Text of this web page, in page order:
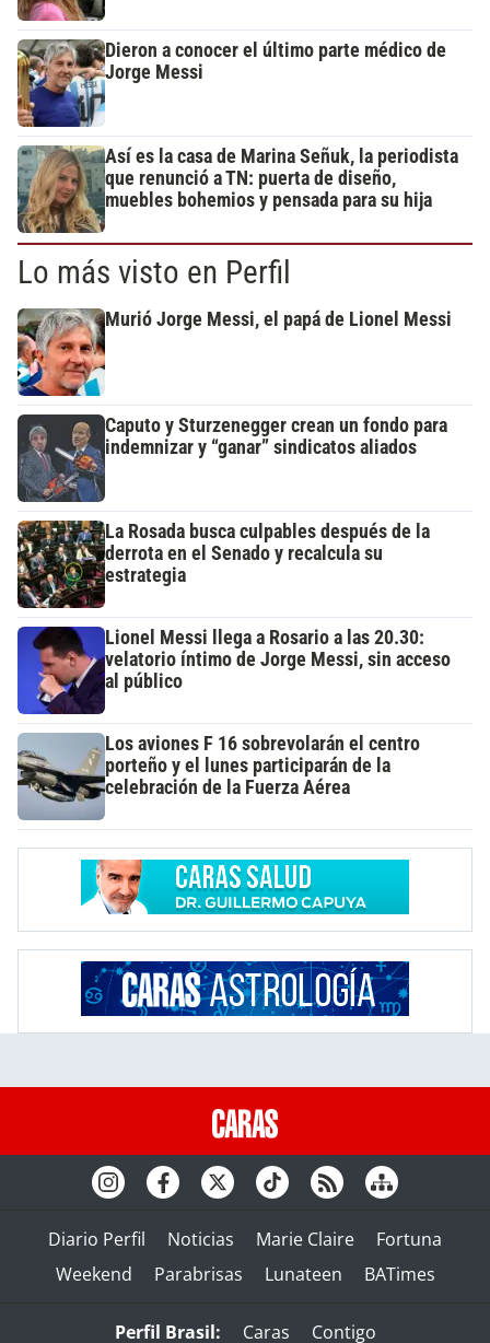
Dieron a conocer el último parte médico de
Jorge Messi
Así es la casa de Marina Señuk, la periodista
que renunció a TN: puerta de diseño,
muebles bohemios y pensada para su hija
Lo más visto en Perfil
Murió Jorge Messi, el papá de Lionel Messi
Caputo y Sturzenegger crean un fondo para
indemnizar y “ganar” sindicatos aliados
La Rosada busca culpables después de la
derrota en el Senado y recalcula su
estrategia
Lionel Messi llega a Rosario a las 20.30:
velatorio íntimo de Jorge Messi, sin acceso
al público
Los aviones F 16 sobrevolarán el centro
porteño y el lunes participarán de la
celebración de la Fuerza Aérea
Diario Perfil Noticias Marie Claire
Fortuna
Weekend
Parabrisas Lunateen BATimes
Perfil Brasil: Caras Contigo